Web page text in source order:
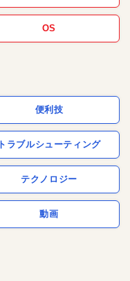
OS
便利技
トラブルシューティング
テクノロジー
動画